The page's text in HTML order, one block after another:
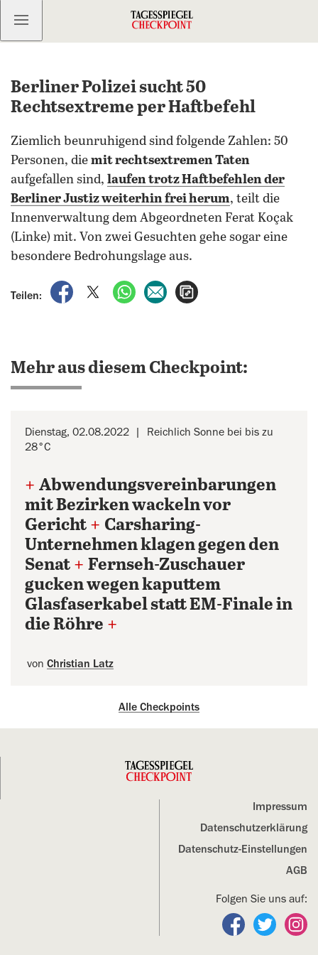
Kostenlos anmelden
Berliner Polizei sucht 50
Rechtsextreme per Haftbefehl
Ziemlich beunruhigend sind folgende Zahlen: 50
Personen, die mit rechtsextremen Taten
aufgefallen sind, laufen trotz Haftbefehlen der
Berliner Justiz weiterhin frei herum, teilt die
Innenverwaltung dem Abgeordneten Ferat Koçak
(Linke) mit. Von zwei Gesuchten gehe sogar eine
besondere Bedrohungslage aus.
Teilen:
auf Facebook teilen
auf X teilenper WhatsApp teilen
per E-Mail teilen
Mehr aus diesem Checkpoint:
Dienstag, 02.08.2022
Reichlich Sonne bei bis zu
28°C
+ Abwendungsvereinbarungen
mit Bezirken wackeln vor
Gericht + Carsharing-
Unternehmen klagen gegen den
Senat + Fernseh-Zuschauer
gucken wegen kaputtem
Glasfaserkabel statt EM-Finale in
die Röhre +
von Christian Latz
Alle Checkpoints
Impressum
Datenschutz­erklärung
Datenschutz-Einstellungen
AGB
Folgen Sie uns auf:
Folgen Sie